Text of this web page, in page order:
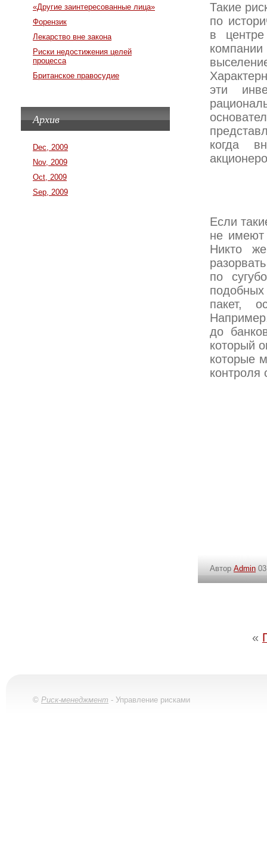
Такие
по
в
эти
когда
Если
не имеют
Никто
по
пакет,
до
который
которые
контроля
Автор Admin
«
«Другие заинтересованные лица»
Форензик
Лекарство вне закона
Риски недостижения целей
процесса
Британское правосудие
Архив
Dec, 2009
Nov, 2009
Oct, 2009
Sep, 2009
© Риск-менеджмент - Управление рисками